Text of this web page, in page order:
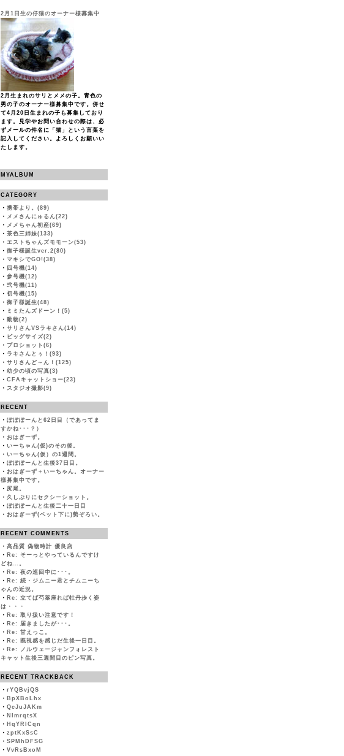
2月1日生の仔猫のオーナー様募集中
2月生まれのサリとメメの子。青色の
男の子のオーナー様募集中です。併せ
て4月20日生まれの子も募集しており
ます。見学やお問い合わせの際は、必
ずメールの件名に「猫」という言葉を
記入してください。よろしくお願いい
たします。
MYALBUM
CATEGORY
・ 携帯より。(89)
・ メメさんにゅるん(22)
・ メメちゃん初産(69)
・ 茶色三姉妹(133)
・ エストちゃんズモモーン(53)
・ 御子様誕生ver.2(80)
・ マキシでGO!(38)
・ 四号機(14)
・ 参号機(12)
・ 弐号機(11)
・ 初号機(15)
・ 御子様誕生(48)
・ ミミたんズドーン！(5)
・ 動物(2)
・ サリさんVSラキさん(14)
・ ビッグサイズ(2)
・ プロショット(6)
・ ラキさんとぅ！(93)
・ サリさんど～ん！(125)
・ 幼少の頃の写真(3)
・ CFAキャットショー(23)
・ スタジオ撮影(9)
RECENT
・ ぽぽぽーんと62日目（であってま
すかね･･･？）
・ おはぎーず。
・ いーちゃん(仮)のその後。
・ いーちゃん(仮）の1週間。
・ ぽぽぽーんと生後37日目。
・ おはぎーず＋いーちゃん。オーナー
様募集中です。
・ 尻尾。
・ 久しぶりにセクシーショット。
・ ぽぽぽーんと生後二十一日目
・ おはぎーず(ベット下に)勢ぞろい。
RECENT COMMENTS
・ 高品質 偽物時計 優良店
・ Re: そーっとやっているんですけ
どね…。
・ Re: 夜の巡回中に･･･。
・ Re: 続・ジムニー君とチムニーち
ゃんの近況。
・ Re: 立てば芍薬座れば牡丹歩く姿
は・・・
・ Re: 取り扱い注意です！
・ Re: 届きましたが･･･。
・ Re: 甘えっこ。
・ Re: 既視感を感じだ生後一日目。
・ Re: ノルウェージャンフォレスト
キャット生後三週間目のピン写真。
RECENT TRACKBACK
・ rYQBvjQS
・ BpXBoLhx
・ QcJuJAKm
・ NImrqtsX
・ HqYRlCqn
・ zptKxSsC
・ SPMhDFSG
・ VvRsBxoM